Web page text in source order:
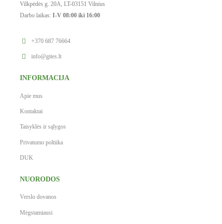
Vilkpėdės g. 20A, LT-03151 Vilnius
Darbo laikas: I-V 08:00 iki 16:00
+370 687 76664
info@gites.lt
INFORMACIJA
Apie mus
Kontaktai
Taisyklės ir sąlygos
Privatumo poltiika
DUK
NUORODOS
Verslo dovanos
Mėgstamiausi